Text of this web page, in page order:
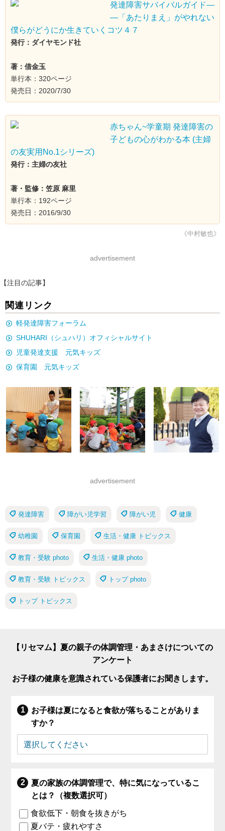
発達障害サバイバルガイド―
―「あたりまえ」がやれない
僕らがどうにか生きていくコツ４７
発行：ダイヤモンド社
著：借金玉
単行本：320ページ
発売日：2020/7/30
赤ちゃん~学童期 発達障害の
子どもの心がわかる本 (主婦
の友実用No.1シリーズ)
発行：主婦の友社
著・監修：笠原 麻里
単行本：192ページ
発売日：2016/9/30
《中村敏也》
advertisement
【注目の記事】
関連リンク
軽発達障害フォーラム
SHUHARI（シュハリ）オフィシャルサイト
児童発達支援 元気キッズ
保育園 元気キッズ
advertisement
発達障害 障がい児学習 障がい児 健康
幼稚園 保育園 生活・健康 トピックス
教育・受験 photo 生活・健康 photo
教育・受験 トピックス トップ photo
トップ トピックス
【リセマム】夏の親子の体調管理・あまさけについての
アンケート
お子様の健康を意識されている保護者にお聞きします。
お子様は夏になると食欲が落ちることがありま
すか？
夏の家族の体調管理で、特に気になっているこ
とは？（複数選択可）
食欲低下・朝食を抜きがち
夏バテ・疲れやすさ